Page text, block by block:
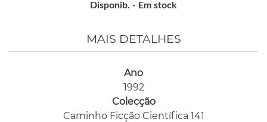
Disponib. - Em stock
MAIS DETALHES
Ano
1992
Colecção
Caminho Ficção Científica 141